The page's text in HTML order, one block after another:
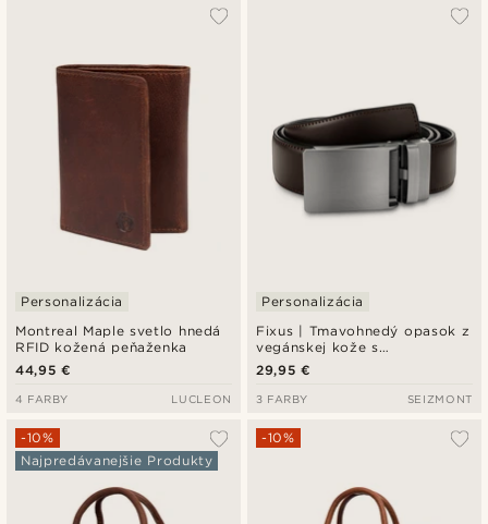
Montreal Maple svetlo hnedá
RFID kožená peňaženka
Personalizácia
44,95 €
4 FARBY LUCLEON
Fixus | Tmavohnedý opasok z
vegánskej kože s
automatickou prackou
Personalizácia
29,95 €
3 FARBY SEIZMONT
-10%
Najpredávanejšie Produkty
-10%